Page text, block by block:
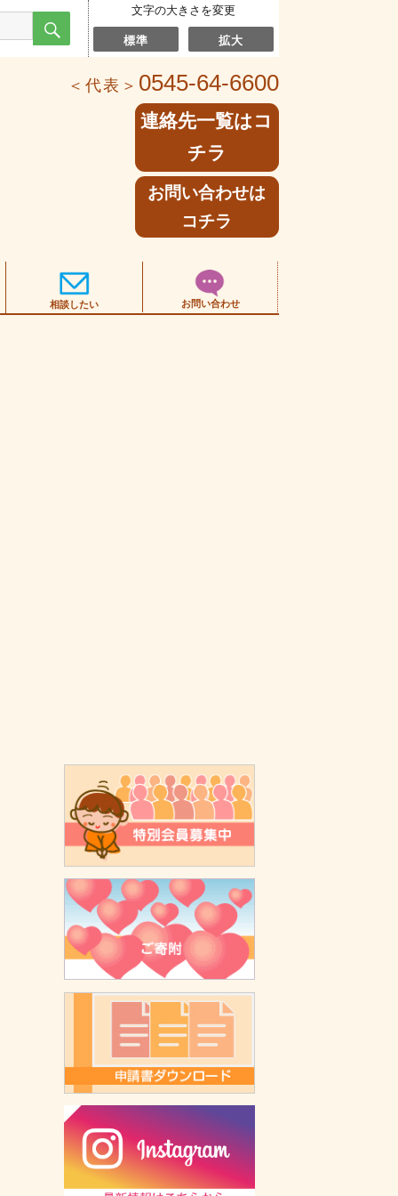
検 文字の大きさを変更
標準 拡大
＜代表＞ 0545-64-6600
連絡先一覧はコ
チラ
お問い合わせは
コチラ
相談したい お問い合わせ